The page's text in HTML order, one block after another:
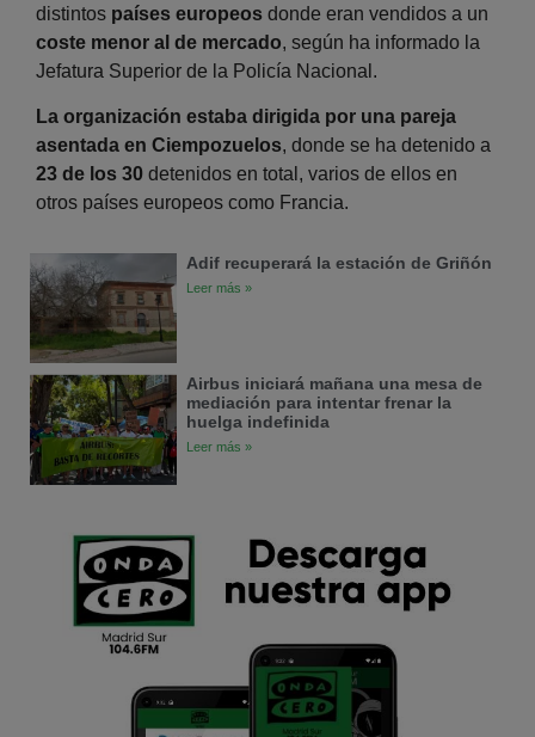
distintos países europeos donde eran vendidos a un
coste menor al de mercado, según ha informado la
Jefatura Superior de la Policía Nacional.
La organización estaba dirigida por una pareja
asentada en Ciempozuelos, donde se ha detenido a
23 de los 30 detenidos en total, varios de ellos en
otros países europeos como Francia.
Adif recuperará la estación de Griñón
Leer más »
Airbus iniciará mañana una mesa de
mediación para intentar frenar la
huelga indefinida
Leer más »